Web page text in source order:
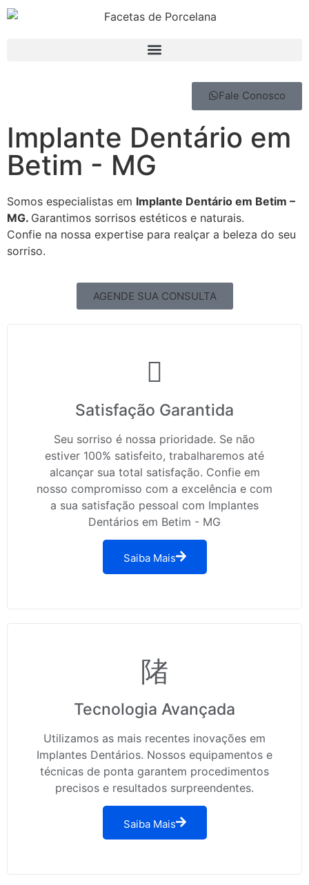
Fale Conosco
Implante Dentário em
Betim - MG
Somos especialistas em Implante Dentário em Betim –
MG. Garantimos sorrisos estéticos e naturais.
Confie na nossa expertise para realçar a beleza do seu
sorriso.
AGENDE SUA CONSULTA
Satisfação Garantida
Seu sorriso é nossa prioridade. Se não
estiver 100% satisfeito, trabalharemos até
alcançar sua total satisfação. Confie em
nosso compromisso com a excelência e com
a sua satisfação pessoal com Implantes
Dentários em Betim - MG
Saiba Mais
Tecnologia Avançada
Utilizamos as mais recentes inovações em
Implantes Dentários. Nossos equipamentos e
técnicas de ponta garantem procedimentos
precisos e resultados surpreendentes.
Saiba Mais